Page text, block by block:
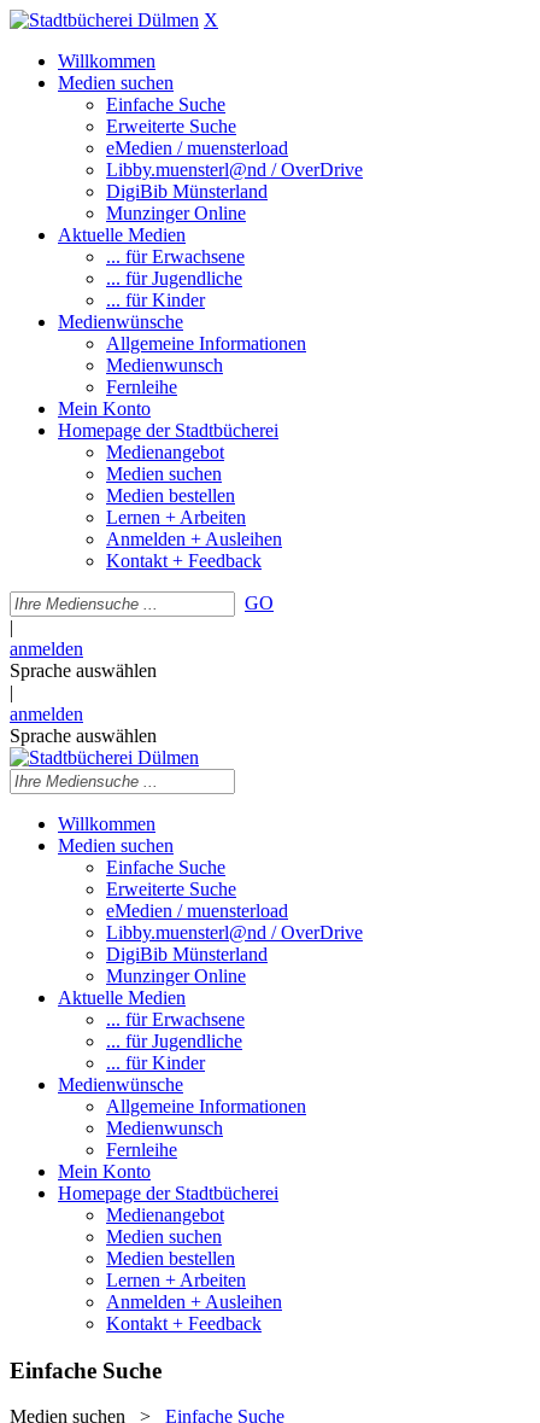
X
Willkommen
Medien suchen
Einfache Suche
Erweiterte Suche
eMedien / muensterload
Libby.muensterl@nd / OverDrive
DigiBib Münsterland
Munzinger Online
Aktuelle Medien
... für Erwachsene
... für Jugendliche
... für Kinder
Medienwünsche
Allgemeine Informationen
Medienwunsch
Fernleihe
Mein Konto
Homepage der Stadtbücherei
Medienangebot
Medien suchen
Medien bestellen
Lernen + Arbeiten
Anmelden + Ausleihen
Kontakt + Feedback
GO
|
anmelden
Sprache auswählen
|
anmelden
Sprache auswählen
Willkommen
Medien suchen
Einfache Suche
Erweiterte Suche
eMedien / muensterload
Libby.muensterl@nd / OverDrive
DigiBib Münsterland
Munzinger Online
Aktuelle Medien
... für Erwachsene
... für Jugendliche
... für Kinder
Medienwünsche
Allgemeine Informationen
Medienwunsch
Fernleihe
Mein Konto
Homepage der Stadtbücherei
Medienangebot
Medien suchen
Medien bestellen
Lernen + Arbeiten
Anmelden + Ausleihen
Kontakt + Feedback
Einfache Suche
Medien suchen > Einfache Suche